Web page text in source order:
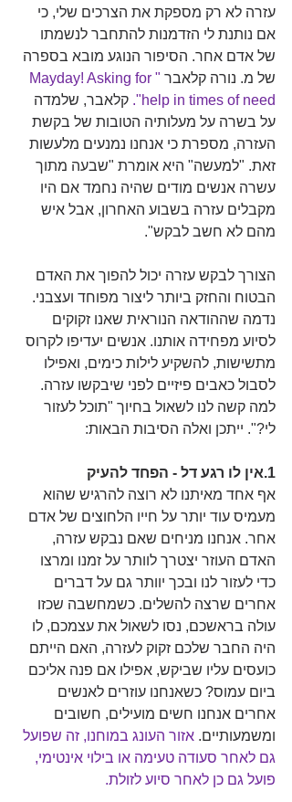
עזרה לא רק מספקת את הצרכים שלי, כי
אם נותנת לי הזדמנות להתחבר לנשמתו
של אדם אחר. הסיפור הנוגע מובא בספרה
של מ. נורה קלאבר
"Mayday! Asking for
help in times of need".
קלאבר, שלמדה
על בשרה על מעלותיה הטובות של בקשת
העזרה, מספרת כי אנחנו נמנעים מלעשות
זאת. "למעשה" היא אומרת "שבעה מתוך
עשרה אנשים מודים שהיה נחמד אם היו
מקבלים עזרה בשבוע האחרון, אבל איש
מהם לא חשב לבקש".
הצורך לבקש עזרה יכול להפוך את האדם
הבטוח והחזק ביותר ליצור מפוחד ועצבני.
נדמה שההודאה הנוראית שאנו זקוקים
לסיוע מפחידה אותנו. אנשים יעדיפו לקרוס
מתשישות, להשקיע לילות כימים, ואפילו
לסבול כאבים פיזיים לפני שיבקשו עזרה.
למה קשה לנו לשאול בחיוך "תוכל לעזור
לי?". ייתכן ואלה הסיבות הבאות:
1.אין לו רגע דל - הפחד להעיק
אף אחד מאיתנו לא רוצה להרגיש שהוא
מעמיס עוד יותר על חייו הלחוצים של אדם
אחר. אנחנו מניחים שאם נבקש עזרה,
האדם העוזר יצטרך לוותר על זמנו ומרצו
כדי לעזור לנו ובכך יוותר גם על דברים
אחרים שרצה להשלים. כשמחשבה שכזו
עולה בראשכם, נסו לשאול את עצמכם, לו
היה החבר שלכם זקוק לעזרה, האם הייתם
כועסים עליו שביקש, אפילו אם פנה אליכם
ביום עמוס? כשאנחנו עוזרים לאנשים
אחרים אנחנו חשים מועילים, חשובים
ומשמעותיים. אזור העונג במוחנו, זה שפועל
גם לאחר סעודה טעימה או בילוי אינטימי,
פועל גם כן לאחר סיוע לזולת.